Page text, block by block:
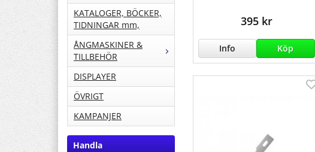
KATALOGER, BÖCKER,
TIDNINGAR mm,
ÅNGMASKINER &
TILLBEHÖR
DISPLAYER
ÖVRIGT
KAMPANJER
Handla
395 kr
Info Köp